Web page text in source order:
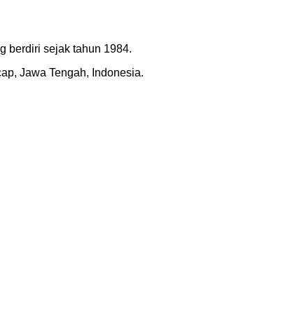
berdiri sejak tahun 1984.
Jawa Tengah, Indonesia.